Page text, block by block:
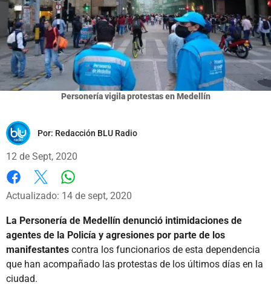
Personería vigila protestas en Medellín
Por: Redacción BLU Radio
12 de Sept, 2020
Facebook
X
Actualizado: 14 de sept, 2020
La Personería de Medellín denunció intimidaciones de
agentes de la Policía y agresiones por parte de los
manifestantes contra los funcionarios de esta dependencia
que han acompañado las protestas de los últimos días en la
ciudad.